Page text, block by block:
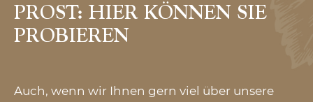
PROST: HIER KÖNNEN SIE
PROBIEREN
Auch, wenn wir Ihnen gern viel über unsere